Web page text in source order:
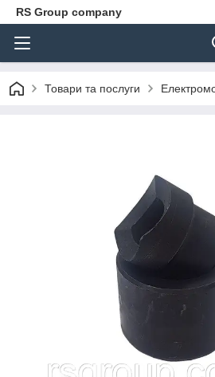
RS Group company
Товари та послуги